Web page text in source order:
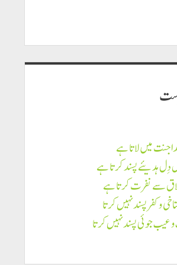
جنت میں لاتا ہے
ہدیئے پسند کرتا ہے
سے نفرت کرتا ہے
و کفر پسند نہیں کرتا
عیب جوئی پسند نہیں کرتا